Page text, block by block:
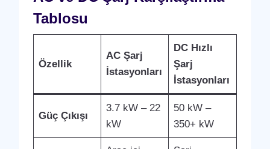
Tablosu
Özellik
AC Şarj
İstasyonları
DC Hızlı
Şarj
İstasyonları
Güç Çıkışı
3.7 kW – 22
kW
50 kW –
350+ kW